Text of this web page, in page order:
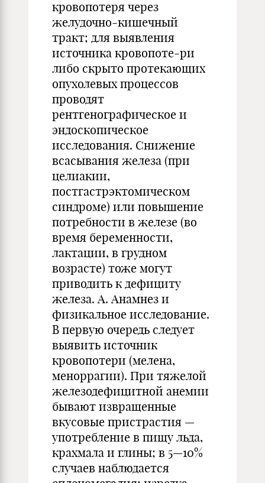
кровопотеря через
желудочно-кишечный
тракт; для выявления
источника кровопоте-ри
либо скрыто протекающих
опухолевых процессов
проводят
рентгенографическое и
эндоскопическое
исследования. Снижение
всасывания железа (при
целиакии,
постгастрэктомическом
синдроме) или повышение
потребности в железе (во
время беременности,
лактации, в грудном
возрасте) тоже могут
приводить к дефициту
железа. А. Анамнез и
физикальное исследование.
В первую очередь следует
выявить источник
кровопотери (мелена,
меноррагии). При тяжелой
железодефицитной анемии
бывают извращенные
вкусовые пристрастия —
употребление в пищу льда,
крахмала и глины; в 5—10%
случаев наблюдается